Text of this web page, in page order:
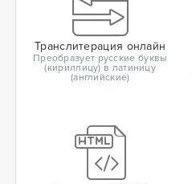
Транслитерация онлайн
Преобразует русские буквы
(кириллицу) в латиницу
(английские)